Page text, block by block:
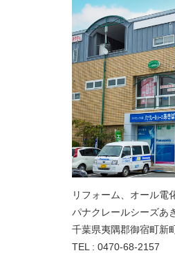
リフォーム、オール電
パナクレールシーズあ
千葉県夷隅郡御宿町新
TEL : 0470-68-2157